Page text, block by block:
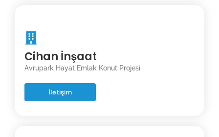
Cihan İnşaat
Avrupark Hayat Emlak Konut Projesi
İletişim